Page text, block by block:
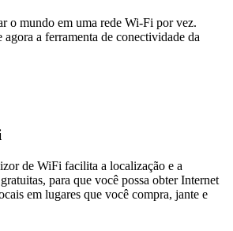
o mundo em uma rede Wi-Fi por vez.
agora a ferramenta de conectividade da
de WiFi facilita a localização e a
para que você possa obter Internet
em lugares que você compra, jante e